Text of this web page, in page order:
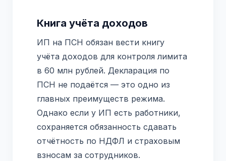
Книга учёта доходов
ИП на ПСН обязан вести книгу
учёта доходов для контроля лимита
в 60 млн рублей. Декларация по
ПСН не подаётся — это одно из
главных преимуществ режима.
Однако если у ИП есть работники,
сохраняется обязанность сдавать
отчётность по НДФЛ и страховым
взносам за сотрудников.